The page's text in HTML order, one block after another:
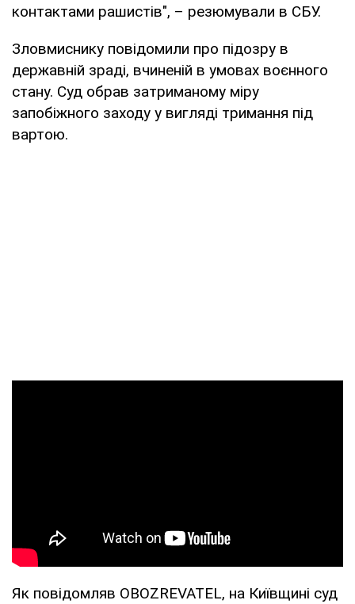
контактами рашистів", – резюмували в СБУ.
Зловмиснику повідомили про підозру в
державній зраді, вчиненій в умовах воєнного
стану. Суд обрав затриманому міру
запобіжного заходу у вигляді тримання під
вартою.
Як повідомляв OBOZREVATEL, на Київщині суд